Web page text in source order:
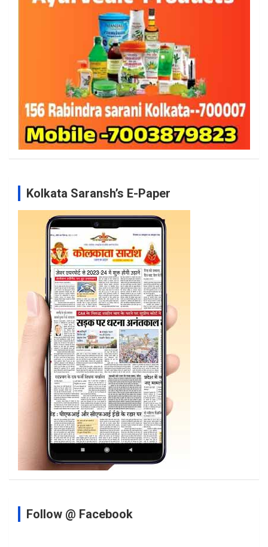
Kolkata Saransh’s E-Paper
Follow @ Facebook